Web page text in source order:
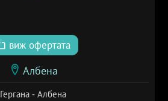
виж офертата
Албена
Гергана - Албена